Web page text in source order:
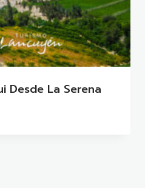
Desde La Serena